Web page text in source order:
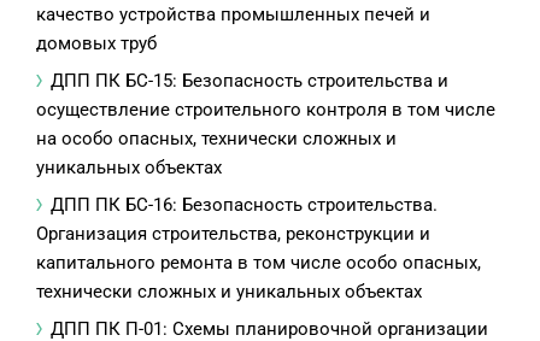
качество устройства промышленных печей и
домовых труб
ДПП ПК БС-15: Безопасность строительства и
осуществление строительного контроля в том числе
на особо опасных, технически сложных и
уникальных объектах
ДПП ПК БС-16: Безопасность строительства.
Организация строительства, реконструкции и
капитального ремонта в том числе особо опасных,
технически сложных и уникальных объектах
ДПП ПК П-01: Схемы планировочной организации